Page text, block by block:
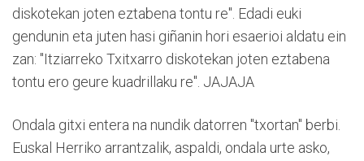
diskotekan joten eztabena tontu re". Edadi euki
gendunin eta juten hasi giñanin hori esaerioi aldatu ein
zan: "Itziarreko Txitxarro diskotekan joten eztabena
tontu ero geure kuadrillaku re". JAJAJA
Ondala gitxi entera na nundik datorren "txortan" berbi.
Euskal Herriko arrantzalik, aspaldi, ondala urte asko,